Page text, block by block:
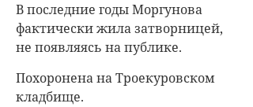
В последние годы Моргунова
фактически жила затворницей,
не появляясь на публике.
Похоронена на Троекуровском
кладбище.